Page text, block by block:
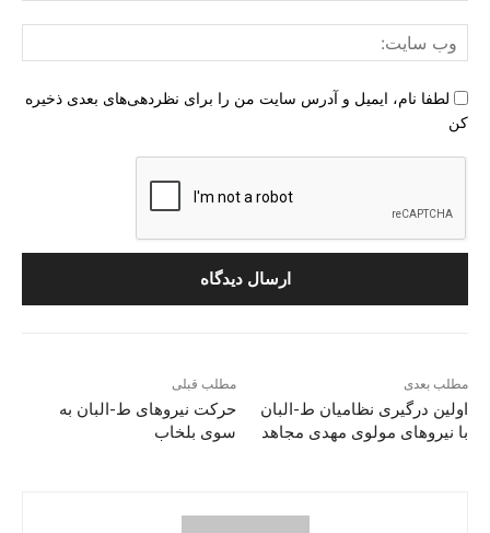
لطفا نام، ایمیل و آدرس سایت من را برای نظردهی‌های بعدی ذخیره
کن
مطلب قبلی
حرکت نیروهای ط-البان به
سوی بلخاب
مطلب بعدی
اولین درگیری نظامیان ط-البان
با نیروهای مولوی مهدی مجاهد